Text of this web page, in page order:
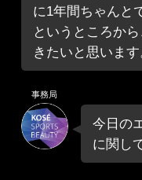
に1年間ちゃんと
というところか
きたいと思います
事務局
今日の
に関し